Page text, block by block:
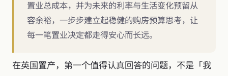
置业总成本，并为未来的利率与生活变化预留从
容余裕，一步步建立起稳健的购房预算思考，让
每一笔置业决定都走得安心而长远。
在英国置产，第一个值得认真回答的问题，不是「我